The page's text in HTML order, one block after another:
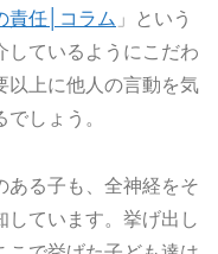
責任│コラム 」という
しているようにこだわ
以上に他人の言動を気
しょう。
ある子も、全神経をそ
しています。挙げ出し